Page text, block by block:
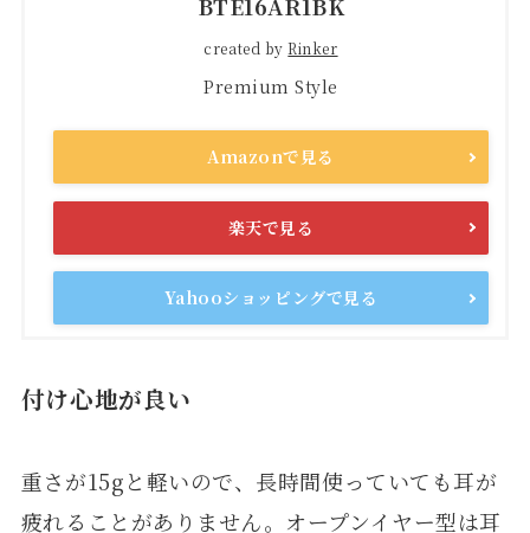
created byRinker
Premium Style
Amazonで見る
楽天で見る
Yahooショッピングで見る
付け心地が良い
重さが15gと軽いので、長時間使っていても耳が
疲れることがありません。オープンイヤー型は耳